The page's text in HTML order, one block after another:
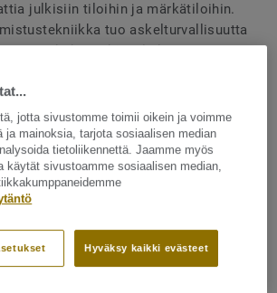
julkisiin tiloihin ja märkätiloihin.
tuo askelturvallisuutta
koko pitkän elinkaaren ajan.
24 väriä. Väreiltään ja
muun iQ Granit -malliston
yksi- ja monivärisiä hitsauslankoja.
ominaisuudet
tekee lattiasta kestävän
jotta sivustomme toimii oikein ja voimme
ja mainoksia, tarjota sosiaalisen median
tietoliikennettä. Jaamme myös
käytät sivustoamme sosiaalisen median,
Hyväksy kaikki evästeet